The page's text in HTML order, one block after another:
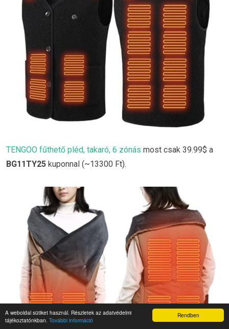
Rendben
A weboldal sütiket használ. Részletek az adatvédelmi
tájékoztatónkban. További információ
TENGOO fűthető pléd, takaró, 6 zónás most csak 39.99$ a
BG11TY25 kuponnal (~13300 Ft).